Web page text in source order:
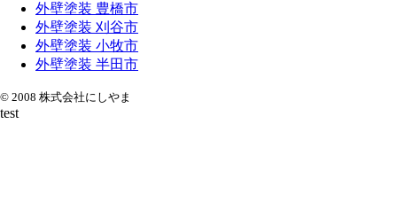
外壁塗装 豊橋市
外壁塗装 刈谷市
外壁塗装 小牧市
外壁塗装 半田市
© 2008 株式会社にしやま
test